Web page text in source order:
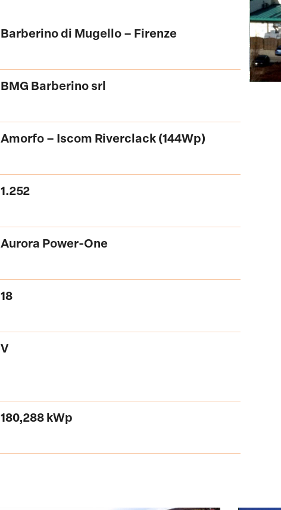
Barberino di Mugello – Firenze
BMG Barberino srl
Amorfo – Iscom Riverclack (144Wp)
1.252
Aurora Power-One
18
V
180,288 kWp